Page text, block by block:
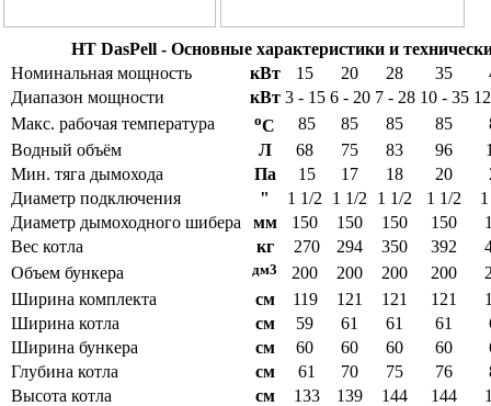
HT DasPell - Основные характеристики и
Номинальная мощность
кВт 15 20 28 35
Диапазон мощности
кВт 3 - 15 6 - 20 7 - 28 10 - 35
Макс. рабочая температура
oC 85 85 85 85
Водный объём
Л 68 75 83 96
Мин. тяга дымохода
Па 15 17 18 20
Диаметр подключения
" 1 1/2 1 1/2 1 1/2 1 1/2
Диаметр дымоходного шибера
мм 150 150 150 150
Вес котла
кг 270 294 350 392
Объем бункера
дм3 200 200 200 200
Ширина комплекта
см 119 121 121 121
Ширина котла
см 59 61 61 61
Ширина бункера
см 60 60 60 60
Глубина котла
см 61 70 75 76
Высота котла
см 133 139 144 144